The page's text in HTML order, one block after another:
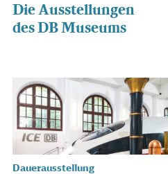
Die Ausstellungen
des DB Museums
Dauerausstellung